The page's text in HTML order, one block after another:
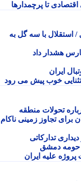
تا پرچمدارها
با سه گل به
هشدار داد
خوب پیش می رود
تحولات منطقه
تجاوز زمینی ناکام
تدارکاتی
دمشق
علیه ایران